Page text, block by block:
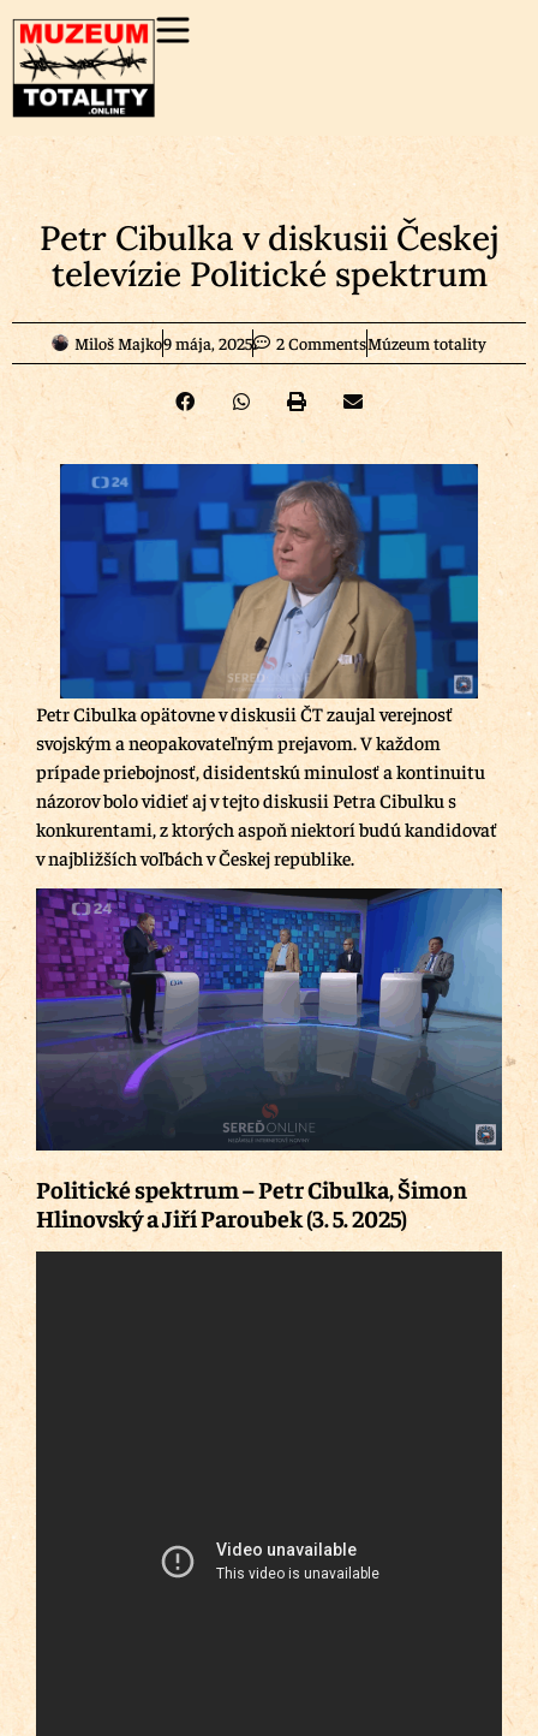
Petr Cibulka v diskusii Českej
televízie Politické spektrum
Miloš Majko9 mája, 2025 2 CommentsMúzeum totality
Petr Cibulka opätovne v diskusii ČT zaujal verejnosť
svojským a neopakovateľným prejavom. V každom
prípade priebojnosť, disidentskú minulosť a kontinuitu
názorov bolo vidieť aj v tejto diskusii Petra Cibulku s
konkurentami, z ktorých aspoň niektorí budú kandidovať
v najbližších voľbách v Českej republike.
Politické spektrum – Petr Cibulka, Šimon
Hlinovský a Jiří Paroubek (3. 5. 2025)